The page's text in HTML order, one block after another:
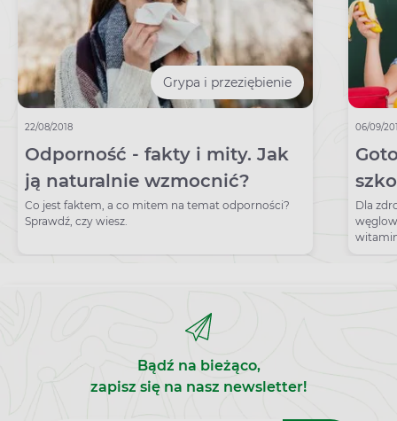
Grypa i przeziębienie
22/08/2018
Odporność - fakty i mity. Jak
ją naturalnie wzmocnić?
Co jest faktem, a co mitem na temat odporności?
Sprawdź, czy wiesz.
06/09/
Dla
Bądź na bieżąco,
zapisz się na nasz newsletter!